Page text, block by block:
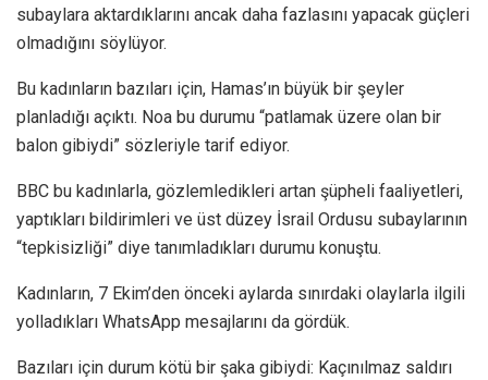
subaylara aktardıklarını ancak daha fazlasını yapacak güçleri
olmadığını söylüyor.
Bu kadınların bazıları için, Hamas’ın büyük bir şeyler
planladığı açıktı. Noa bu durumu “patlamak üzere olan bir
balon gibiydi” sözleriyle tarif ediyor.
BBC bu kadınlarla, gözlemledikleri artan şüpheli faaliyetleri,
yaptıkları bildirimleri ve üst düzey İsrail Ordusu subaylarının
“tepkisizliği” diye tanımladıkları durumu konuştu.
Kadınların, 7 Ekim’den önceki aylarda sınırdaki olaylarla ilgili
yolladıkları WhatsApp mesajlarını da gördük.
Bazıları için durum kötü bir şaka gibiydi: Kaçınılmaz saldırı